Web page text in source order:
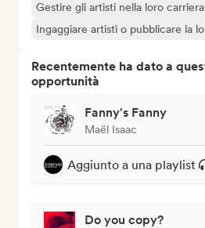
Gestire gli artisti nella loro carriera
Ingaggiare artisti o pubblicare la
Recentemente ha dato a
opportunità
Fanny's Fanny
Maël Isaac
Aggiunto a una playlist
Do you copy?